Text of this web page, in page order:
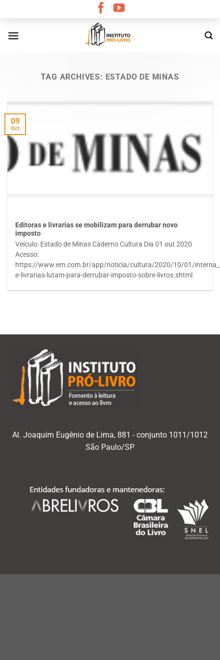
content
TAG ARCHIVES: ESTADO DE MINAS
Editoras e livrarias se mobilizam para derrubar novo
imposto
Veículo: Estado de Minas Caderno Cultura Dia 01 out 2020
Acesso:
https://www.em.com.br/app/noticia/cultura/2020/10/01/
e-livrarias-lutam-para-derrubar-imposto-sobre-livros.shtml
09
Oct
Al. Joaquim Eugênio de Lima, 881 - conjunto 1011/1012
São Paulo/SP